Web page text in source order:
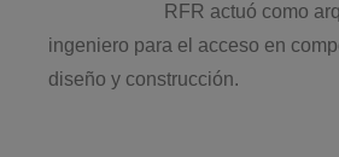
RFR actuó como
ingeniero para el acceso en
diseño y construcción.